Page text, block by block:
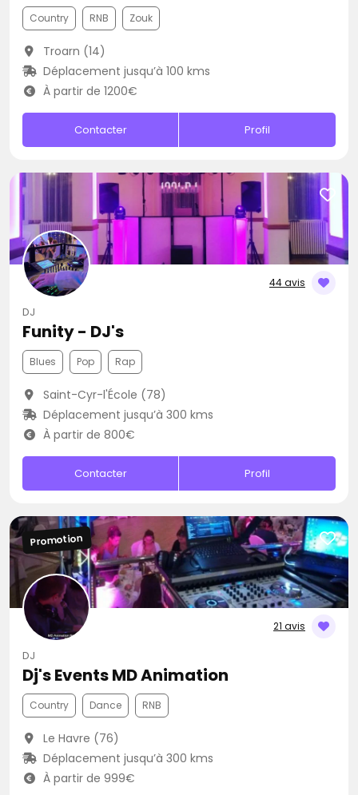
Country RNB Zouk
Troarn (14)
Déplacement jusqu’à 100 kms
À partir de 1200€
Contacter Profil
44 avis
DJ
Funity - DJ's
Blues Pop Rap
Saint-Cyr-l'École (78)
Déplacement jusqu’à 300 kms
À partir de 800€
Contacter Profil
21 avis
Promotion
DJ
Dj's Events MD Animation
Country Dance RNB
Le Havre (76)
Déplacement jusqu’à 300 kms
À partir de 999€